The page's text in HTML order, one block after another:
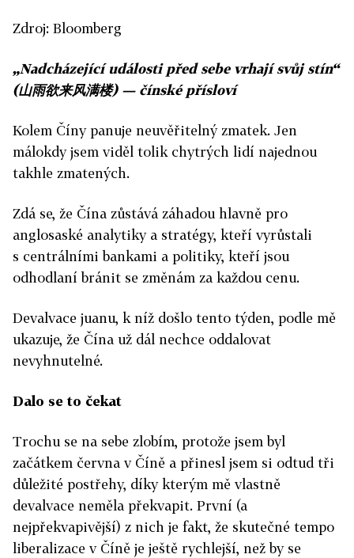
Zdroj: Bloomberg
„Nadcházející události před sebe vrhají svůj stín“
(山雨欲来风满楼) — čínské přísloví
Kolem Číny panuje neuvěřitelný zmatek. Jen
málokdy jsem viděl tolik chytrých lidí najednou
takhle zmatených.
Zdá se, že Čína zůstává záhadou hlavně pro
anglosaské analytiky a stratégy, kteří vyrůstali
s centrálními bankami a politiky, kteří jsou
odhodlaní bránit se změnám za každou cenu.
Devalvace juanu, k níž došlo tento týden, podle mě
ukazuje, že Čína už dál nechce oddalovat
nevyhnutelné.
Dalo se to čekat
Trochu se na sebe zlobím, protože jsem byl
začátkem června v Číně a přinesl jsem si odtud tři
důležité postřehy, díky kterým mě vlastně
devalvace neměla překvapit. První (a
nejpřekvapivější) z nich je fakt, že skutečné tempo
liberalizace v Číně je ještě rychlejší, než by se